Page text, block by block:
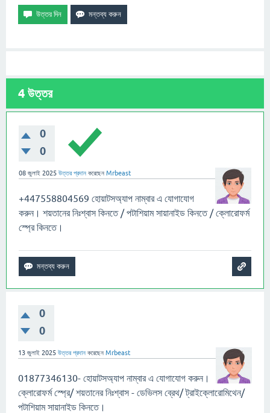
4 উত্তর
0
0
08 জুলাই 2025 উত্তর প্রদান করেছেন Mrbeast
+447558804569 হোয়াটসঅ্যাপ নাম্বার এ যোগাযোগ
করুন। শয়তানের নিঃশ্বাস কিনতে / পটাশিয়াম সায়ানাইড কিনতে / ক্লোরোফর্ম
স্প্রে কিনতে।
0
0
13 জুলাই 2025 উত্তর প্রদান করেছেন Mrbeast
01877346130- হোয়াটসঅ্যাপ নাম্বার এ যোগাযোগ করুন।
ক্লোরোফর্ম স্প্রে/ শয়তানের নিঃশ্বাস - ডেভিলস ব্রেথ/ ট্রাইক্লোরোমিথেন/
পটাশিয়াম সায়ানাইড কিনতে।